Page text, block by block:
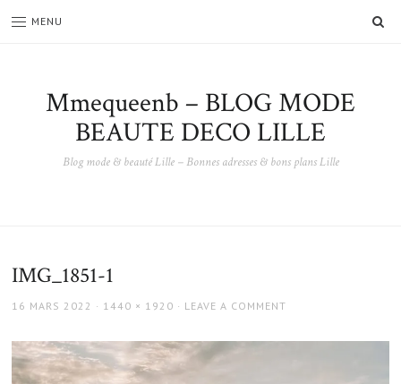
MENU
Mmequeenb – BLOG MODE
BEAUTE DECO LILLE
Blog mode & beauté Lille – Bonnes adresses & bons plans Lille
IMG_1851-1
POSTED
16 MARS 2022
FULL
1440 × 1920 LEAVE A COMMENT